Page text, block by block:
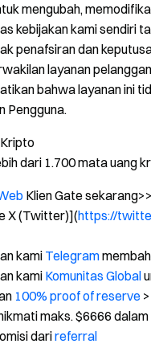
mengubah,
kebijakan kami sendiri
penafsiran dan
layanan
bahwa layanan ini
Pengguna.
dari 1.700 mata uang
Klien Gate
X (Twitter)](https://
kami Telegram
kami Komunitas Global
100% proof of reserve
maks. $6666
darireferral